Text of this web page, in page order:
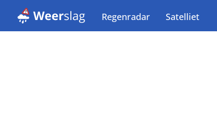
Regenradar Satelliet